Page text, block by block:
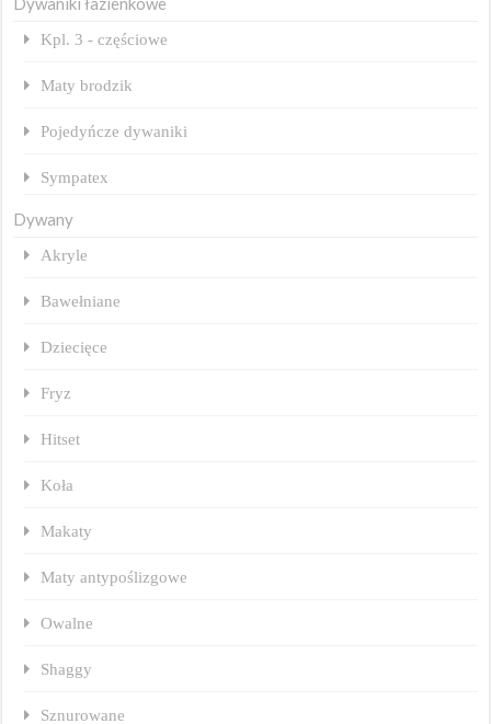
Kpl. 3 - częściowe
Maty brodzik
Pojedyńcze dywaniki
Sympatex
Dywany
Akryle
Bawełniane
Dziecięce
Fryz
Hitset
Koła
Makaty
Maty antypoślizgowe
Owalne
Shaggy
Sznurowane